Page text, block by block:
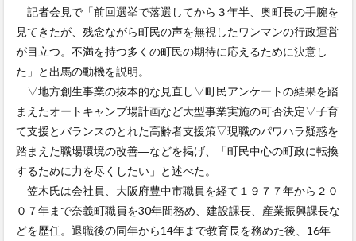
記者会見で「前回選挙で落選してから３年半、奥町長の手腕を
見てきたが、残念ながら町民の声を無視したワンマンの行政運営
が目立つ。不満を持つ多くの町民の期待に応えるために決意し
た」と出馬の動機を説明。
▽地方創生事業の抜本的な見直し▽町民アンケートの結果を踏
まえたオートキャンプ場計画など大型事業実施の可否決定▽子育
て支援とバランスのとれた高齢者支援策▽現職のパワハラ疑惑を
踏まえた職場環境の改善―などを掲げ、「町民中心の町政に転換
するために力を尽くしたい」と述べた。
笠木氏は会社員、大阪府豊中市職員を経て１９７７年から２０
０７年まで奈義町職員を30年間務め、建設課長、産業振興課長な
どを歴任。退職後の同年から14年まで教育長を務めた後、16年